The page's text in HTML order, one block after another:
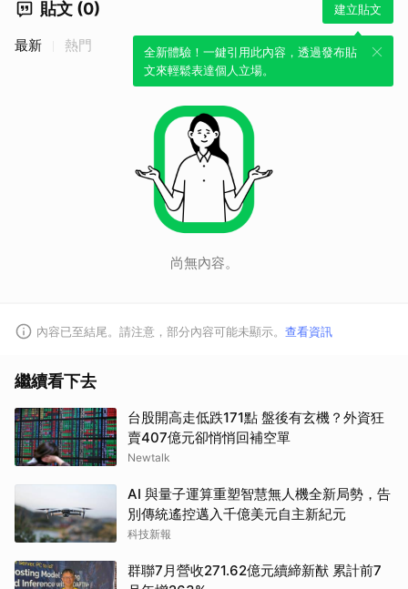
貼文 (0) 建立貼文
全新體驗！一鍵引用此內容，透過發布貼
文來輕鬆表達個人立場。
最新 熱門
尚無內容。
內容已至結尾。請注意，部分內容可能未顯示。 查看資訊
繼續看下去
台股開高走低跌171點 盤後有玄機？外資狂
賣407億元卻悄悄回補空單
Newtalk
AI 與量子運算重塑智慧無人機全新局勢，告
別傳統遙控邁入千億美元自主新紀元
科技新報
群聯7月營收271.62億元續締新猷 累計前7